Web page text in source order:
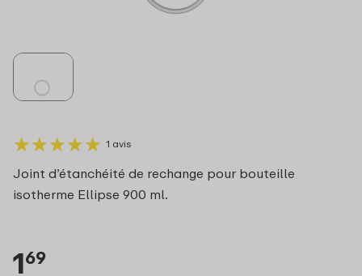
★★★★★
★★★★★ 1 avis
Joint d’étanchéité de rechange pour bouteille
isotherme Ellipse 900 ml.
169